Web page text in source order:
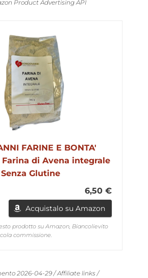
Product Advertising API
FARINE E BONTA'
Farina di Avena integrale
Glutine
6,50 €
Acquistalo su Amazon
prodotto su Amazon, Biancolievito
commissione.
2026-04-29 / Affiliate links /